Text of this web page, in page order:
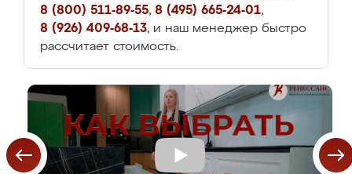
8 (800) 511-89-55, 8 (495) 665-24-01,
8 (926) 409-68-13, и наш менеджер быстро
рассчитает стоимость.